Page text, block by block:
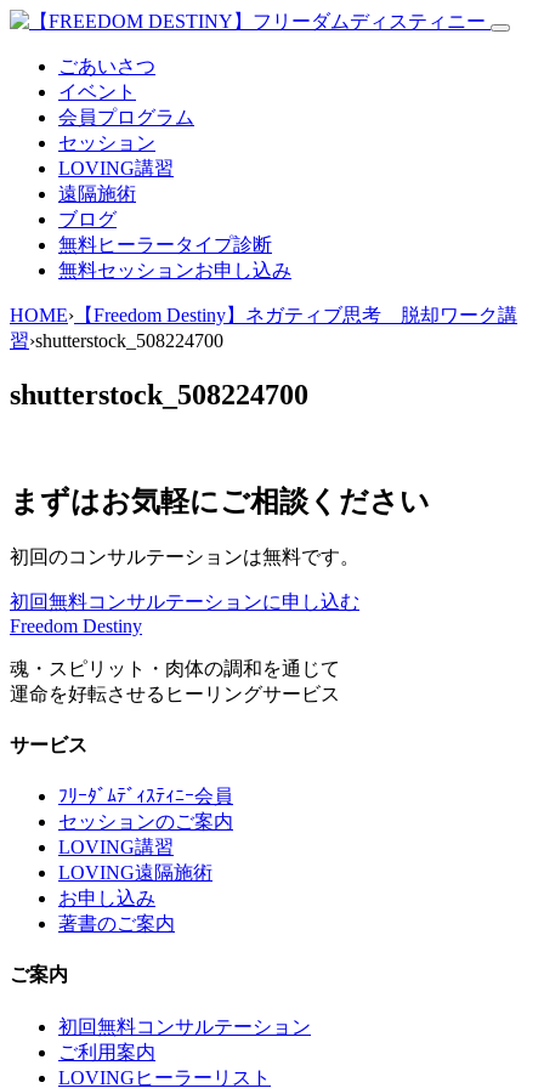
ごあいさつ
イベント
会員プログラム
セッション
LOVING講習
遠隔施術
ブログ
無料ヒーラータイプ診断
無料セッションお申し込み
HOME› 【Freedom Destiny】ネガティブ思考 脱却ワーク講
習›shutterstock_508224700
shutterstock_508224700
まずはお気軽にご相談ください
初回のコンサルテーションは無料です。
初回無料コンサルテーションに申し込む
Freedom Destiny
魂・スピリット・肉体の調和を通じて
運命を好転させるヒーリングサービス
サービス
ﾌﾘｰﾀﾞﾑﾃﾞｨｽﾃｨﾆｰ会員
セッションのご案内
LOVING講習
LOVING遠隔施術
お申し込み
著書のご案内
ご案内
初回無料コンサルテーション
ご利用案内
LOVINGヒーラーリスト